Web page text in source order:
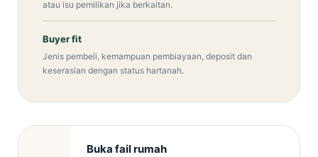
atau isu pemilikan jika berkaitan.
Buyer fit
Jenis pembeli, kemampuan pembiayaan, deposit dan
keserasian dengan status hartanah.
Buka fail rumah